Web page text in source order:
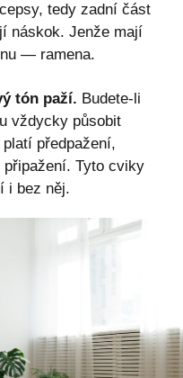
tedy zadní část
náskok. Jenže mají
— ramena.
tón paží. Budete-li
vždycky působit
předpažení,
Tyto cviky
i bez něj.